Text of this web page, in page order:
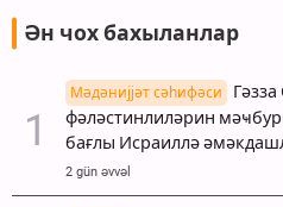
Ән чох бахыланлар
Мәдәнијјәт сәһифәси
фәләстинлиләрин
бағлы Исраиллә
2 gün əvvəl